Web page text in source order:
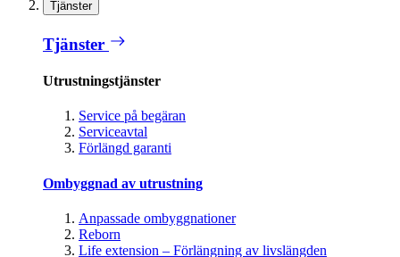
Tjänster
Tjänster
Utrustningstjänster
Service på begäran
Serviceavtal
Förlängd garanti
Ombyggnad av utrustning
Anpassade ombyggnationer
Reborn
Life extension – Förlängning av livslängden